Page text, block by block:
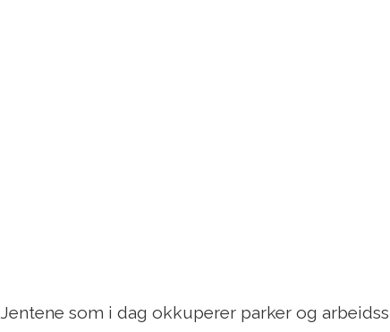
Jentene som i dag okkuperer parker og